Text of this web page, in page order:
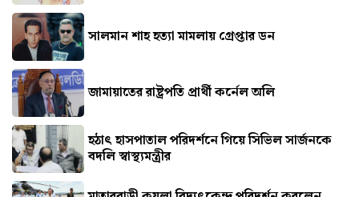
সালমান শাহ হত্যা মামলায় গ্রেপ্তার ডন
জামায়াতের রাষ্ট্রপতি প্রার্থী কর্নেল অলি
হঠাৎ হাসপাতাল পরিদর্শনে গিয়ে সিভিল সার্জনকে
বদলি স্বাস্থ্যমন্ত্রীর